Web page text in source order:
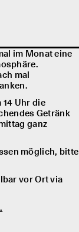
im Monat eine
mal
Uhr die
Getränk
ganz
möglich, bitte
vor Ort via